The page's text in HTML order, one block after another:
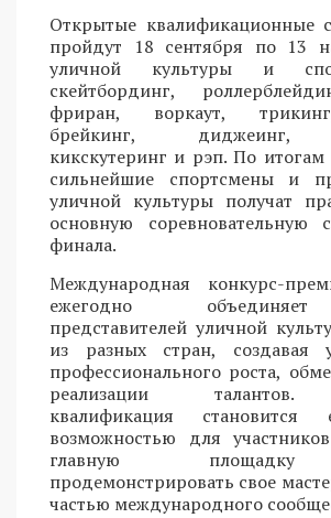
Открытые квалификационные
пройдут 18 сентября по 13
уличной культуры и
скейтбординг,
фриран, воркаут,
брейкинг, диджеинг,
кикскутеринг и рэп. По
сильнейшие спортсмены и
уличной культуры получат
основную соревновательную
финала.
Международная конкурс-
ежегодно
представителей уличной
из разных стран, создавая
профессионального роста,
реализации талантов.
квалификация
возможностью для
главную площадку
продемонстрировать свое
частью международного